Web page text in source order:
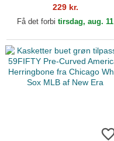
Ripstop fra Chicago White
Sox MLB af Nike
229 kr.
Få det forbi tirsdag, aug. 11